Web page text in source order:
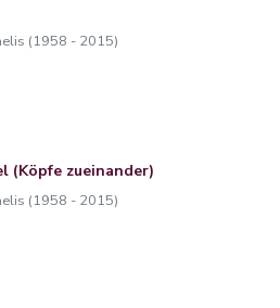
(1958 - 2015)
(Köpfe zueinander)
(1958 - 2015)